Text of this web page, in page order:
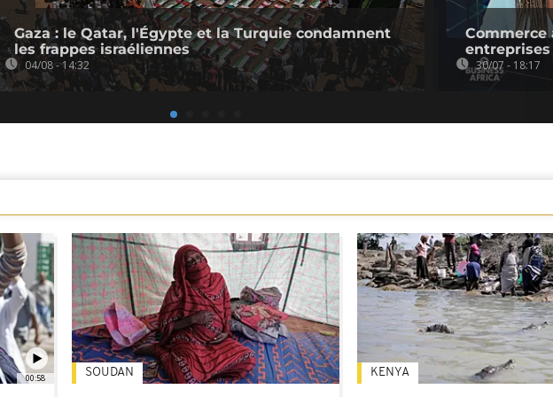
Gaza : le Qatar, l'Égypte et la Turquie condamnent
les frappes israéliennes
04/08 - 14:32
Commerce
entreprises
30/07 - 18:17
00:58 SOUDAN KENYA